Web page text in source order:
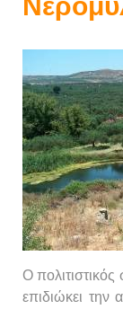
Ο
επιδιώκει την